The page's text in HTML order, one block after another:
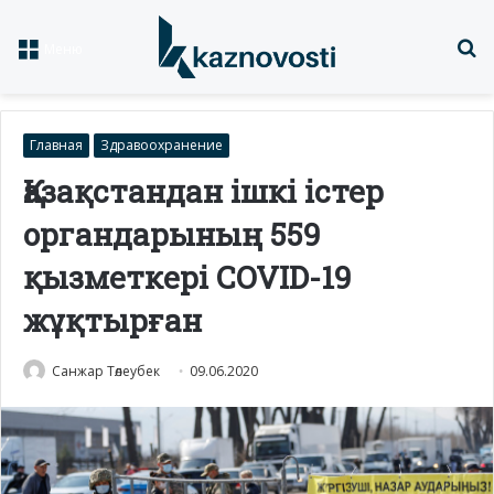
Главная Здравоохранение
Қазақстандан ішкі істер
органдарының 559
қызметкері COVID-19
жұқтырған
Санжар Төлеубек 09.06.2020